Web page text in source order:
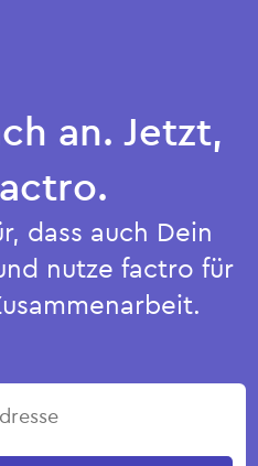
an. Jetzt,
dass auch Dein
nutze factro für